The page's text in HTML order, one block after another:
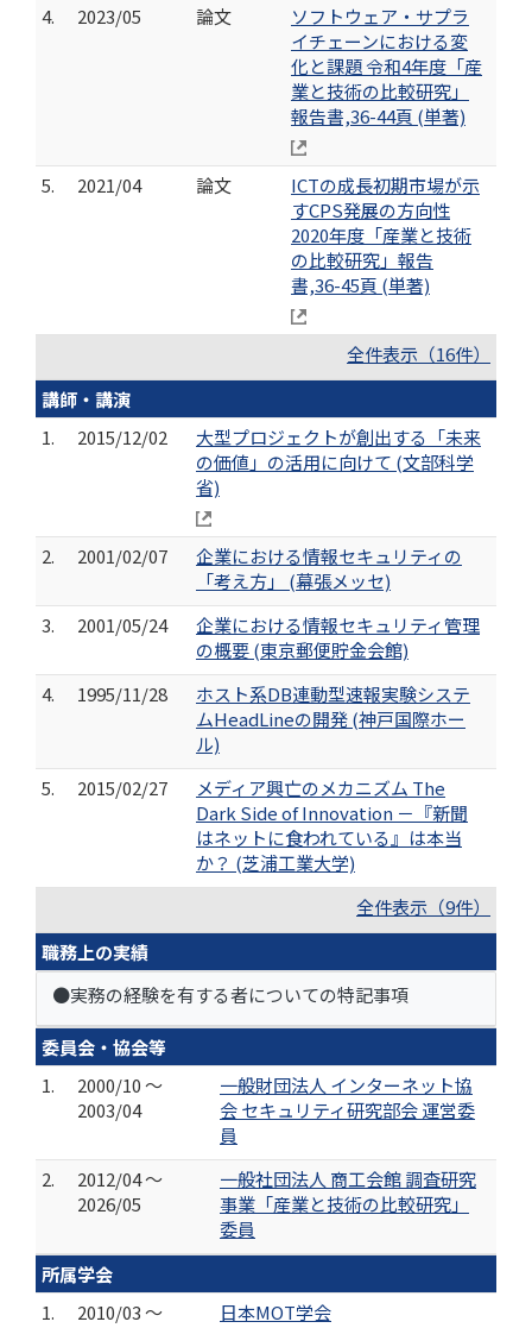
4. 2023/05 論文
ソフトウェア・サプラ
イチェーンにおける変
化と課題 令和4年度「産
業と技術の比較研究」
報告書,36-44頁 (単著)
5. 2021/04 論文
ICTの成長初期市場が示
すCPS発展の方向性
2020年度「産業と技術
の比較研究」報告
書,36-45頁 (単著)
全件表示（16件）
講師・講演
1.
2015/12/02
大型プロジェクトが創出する「未来
の価値」の活用に向けて (文部科学
省)
2. 2001/02/07
企業における情報セキュリティの
「考え方」 (幕張メッセ)
3.
2001/05/24
企業における情報セキュリティ管理
の概要 (東京郵便貯金会館)
4.
1995/11/28
ホスト系DB連動型速報実験システ
ムHeadLineの開発 (神戸国際ホー
ル)
5.
2015/02/27
メディア興亡のメカニズム The
Dark Side of Innovation －『新聞
はネットに食われている』は本当
か？ (芝浦工業大学)
全件表示（9件）
職務上の実績
●実務の経験を有する者についての特記事項
委員会・協会等
1.
2000/10 ～
2003/04
一般財団法人 インターネット協
会 セキュリティ研究部会 運営委
員
2.
2012/04 ～
2026/05
一般社団法人 商工会館 調査研究
事業「産業と技術の比較研究」
委員
所属学会
1.
2010/03 ～ 日本MOT学会